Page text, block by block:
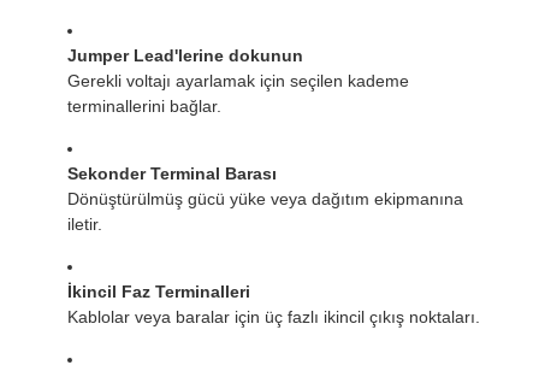
Jumper Lead'lerine dokunun
Gerekli voltajı ayarlamak için seçilen kademe
terminallerini bağlar.
Sekonder Terminal Barası
Dönüştürülmüş gücü yüke veya dağıtım ekipmanına
iletir.
İkincil Faz Terminalleri
Kablolar veya baralar için üç fazlı ikincil çıkış noktaları.